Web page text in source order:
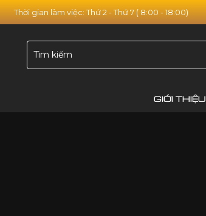
Thời gian làm việc: Thứ 2 - Thứ 7 ( 8:00 - 18:00)
GIỚI THIỆU